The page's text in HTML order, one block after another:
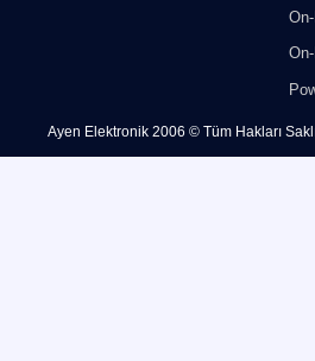
Ayen Elektronik 2006 © Tüm Hakları